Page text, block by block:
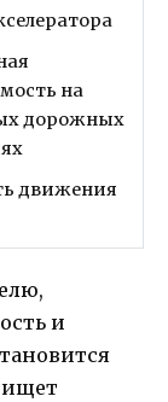
на
дорожных
движения
и
ищет